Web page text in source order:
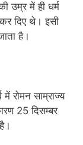
उम्र में ही धर्म
दिए थे। इसी
है।
रोमन साम्राज्य
25 दिसम्बर